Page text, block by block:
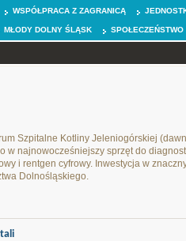
WSPÓŁPRACA Z ZAGRANICĄ
MŁODY DOLNY ŚLĄSK SPOŁECZEŃSTWO
Szpitalne Kotliny Jeleniogórskiej
w najnowocześniejszy sprzęt do
i rentgen cyfrowy. Inwestycja w
Dolnośląskiego.